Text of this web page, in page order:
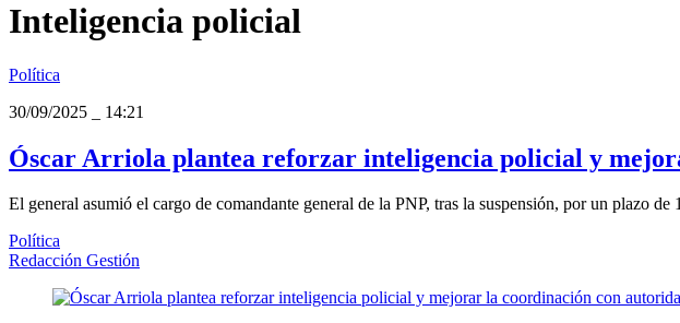
Inteligencia policial
Política
30/09/2025
14:21
Óscar Arriola plantea reforzar inteligencia policial y
El general asumió el cargo de comandante general de la PNP, tras la suspensión, por un plazo
Política
Redacción Gestión